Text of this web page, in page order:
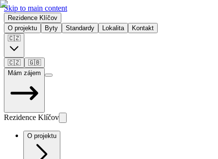
Skip to main content
Rezidence Klíčov
O projektu
Byty Standardy Lokalita
Kontakt
🇨🇿
🇨🇿
🇬🇧
Mám zájem
Rezidence Klíčov
O projektu